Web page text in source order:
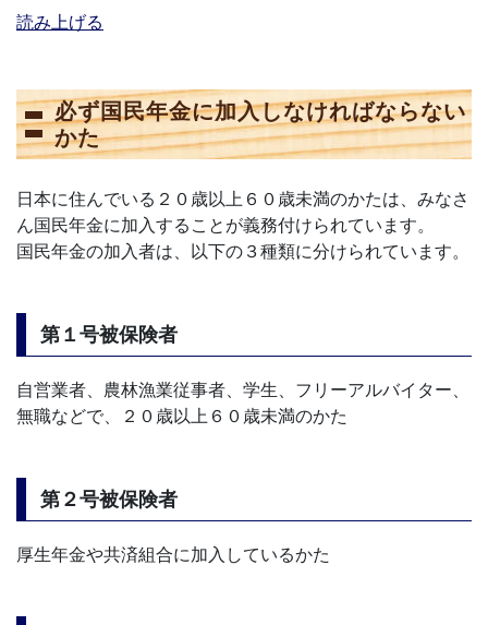
読み上げる
必ず国民年金に加入しなければならない
かた
日本に住んでいる２０歳以上６０歳未満のかたは、みなさ
ん国民年金に加入することが義務付けられています。
国民年金の加入者は、以下の３種類に分けられています。
第１号被保険者
自営業者、農林漁業従事者、学生、フリーアルバイター、
無職などで、２０歳以上６０歳未満のかた
第２号被保険者
厚生年金や共済組合に加入しているかた